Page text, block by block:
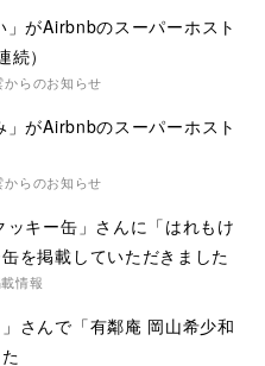
」がAirbnbのスーパーホスト
）
からのお知らせ
」がAirbnbのスーパーホスト
からのお知らせ
ッキー缶」さんに「はれもけ
を掲載していただきました
情報
さんで「有鄰庵 岡山希少和